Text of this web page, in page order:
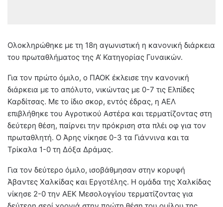
Ολοκληρώθηκε με τη 18η αγωνιστική η κανονική διάρκεια
του πρωταθλήματος της Α’ Κατηγορίας Γυναικών.
Για τον πρώτο όμιλο, ο ΠΑΟΚ έκλεισε την κανονική
διάρκεια με το απόλυτο, νικώντας με 0-7 τις Ελπίδες
Καρδίτσας. Με το ίδιο σκορ, εντός έδρας, η ΑΕΛ
επιβλήθηκε του Αγροτικού Αστέρα και τερματίζοντας στη
δεύτερη θέση, παίρνει την πρόκριση στα πλέι οφ για τον
πρωταθλητή. Ο Άρης νίκησε 0-3 τα Γιάννινα και τα
Τρίκαλα 1-0 τη Δόξα Δράμας.
Για τον δεύτερο όμιλο, ισοβάθμησαν στην κορυφή
Άβαντες Χαλκίδας και Εργοτέλης. Η ομάδα της Χαλκίδας
νίκησε 2-0 την ΑΕΚ Μεσολογγίου τερματίζοντας για